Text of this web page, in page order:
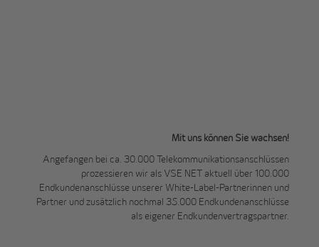
Mit uns können Sie wachsen!
Angefangen bei ca. 30.000 Telekommunikationsanschlüssen
prozessieren wir als VSE NET aktuell über 100.000
Endkundenanschlüsse unserer White-Label-Partnerinnen und
Partner und zusätzlich nochmal 35.000 Endkundenanschlüsse
als eigener Endkundenvertragspartner.